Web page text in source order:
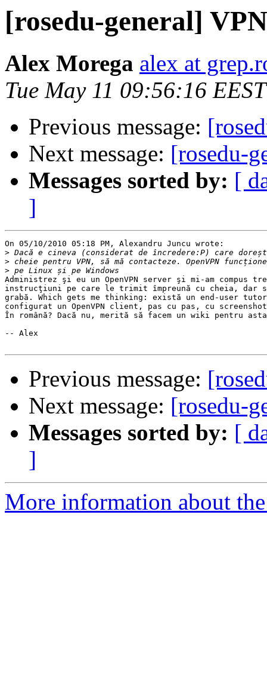
[rosedu-general]
Alex Morega alex at
Tue May 11 09:56:16
Previous message:
Next message: [rosedu-
Messages sorted by: [
]
On 05/10/2010 05:18 PM, Alexandru Juncu wrote:
>
>
>
Administrez şi eu un OpenVPN server şi mi-am compus
instrucţiuni pe care le trimit împreună cu cheia, dar
grabă. Which gets me thinking: există un end-user
configurat un OpenVPN client, pas cu pas, cu
În română? Dacă nu, merită să facem un wiki pentru
-- Alex
Previous message:
Next message: [rosedu-
Messages sorted by: [
]
More information about